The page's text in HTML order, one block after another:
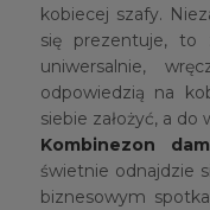
kobiecej szafy.
się prezentuje, to
uniwersalnie,
odpowiedzią na
siebie założyć, a do
Kombinezon
świetnie odnajdzie
biznesowym